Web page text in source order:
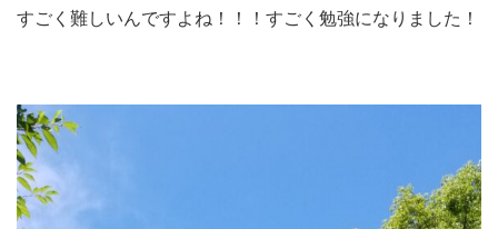
すごく難しいんですよね！！！すごく勉強になりました！